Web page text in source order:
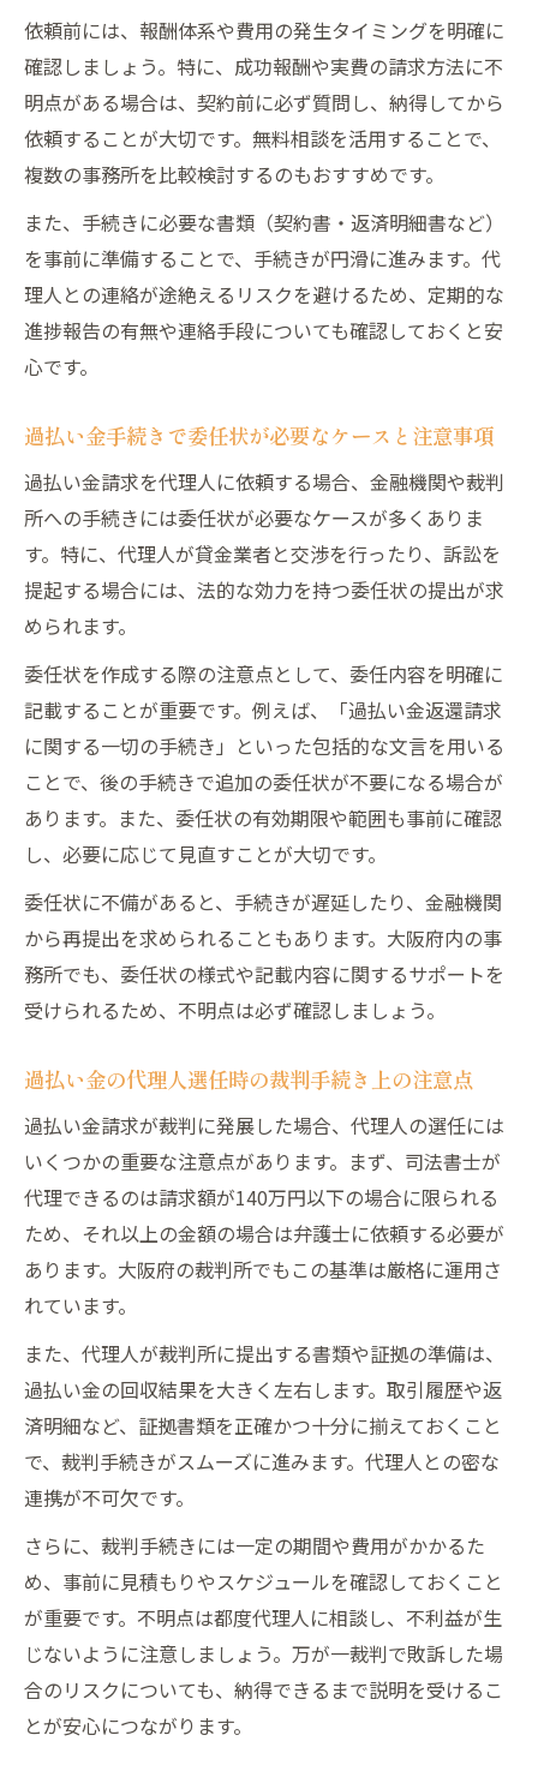
依頼前には、報酬体系や費用の発生タイミングを明確に
確認しましょう。特に、成功報酬や実費の請求方法に不
明点がある場合は、契約前に必ず質問し、納得してから
依頼することが大切です。無料相談を活用することで、
複数の事務所を比較検討するのもおすすめです。
また、手続きに必要な書類（契約書・返済明細書など）
を事前に準備することで、手続きが円滑に進みます。代
理人との連絡が途絶えるリスクを避けるため、定期的な
進捗報告の有無や連絡手段についても確認しておくと安
心です。
過払い金手続きで委任状が必要なケースと注意事項
過払い金請求を代理人に依頼する場合、金融機関や裁判
所への手続きには委任状が必要なケースが多くありま
す。特に、代理人が貸金業者と交渉を行ったり、訴訟を
提起する場合には、法的な効力を持つ委任状の提出が求
められます。
委任状を作成する際の注意点として、委任内容を明確に
記載することが重要です。例えば、「過払い金返還請求
に関する一切の手続き」といった包括的な文言を用いる
ことで、後の手続きで追加の委任状が不要になる場合が
あります。また、委任状の有効期限や範囲も事前に確認
し、必要に応じて見直すことが大切です。
委任状に不備があると、手続きが遅延したり、金融機関
から再提出を求められることもあります。大阪府内の事
務所でも、委任状の様式や記載内容に関するサポートを
受けられるため、不明点は必ず確認しましょう。
過払い金の代理人選任時の裁判手続き上の注意点
過払い金請求が裁判に発展した場合、代理人の選任には
いくつかの重要な注意点があります。まず、司法書士が
代理できるのは請求額が140万円以下の場合に限られる
ため、それ以上の金額の場合は弁護士に依頼する必要が
あります。大阪府の裁判所でもこの基準は厳格に運用さ
れています。
また、代理人が裁判所に提出する書類や証拠の準備は、
過払い金の回収結果を大きく左右します。取引履歴や返
済明細など、証拠書類を正確かつ十分に揃えておくこと
で、裁判手続きがスムーズに進みます。代理人との密な
連携が不可欠です。
さらに、裁判手続きには一定の期間や費用がかかるた
め、事前に見積もりやスケジュールを確認しておくこと
が重要です。不明点は都度代理人に相談し、不利益が生
じないように注意しましょう。万が一裁判で敗訴した場
合のリスクについても、納得できるまで説明を受けるこ
とが安心につながります。